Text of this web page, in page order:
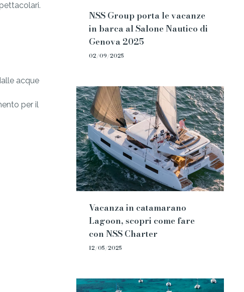
acque
per il
NSS Group porta le vacanze
in barca al Salone Nautico di
Genova 2025
02/09/2025
Vacanza in catamarano
Lagoon, scopri come fare
con NSS Charter
12/05/2025